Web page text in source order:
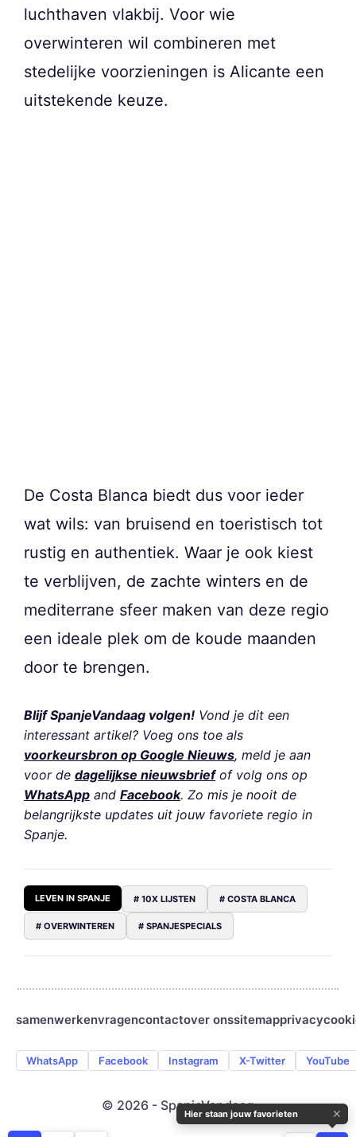
luchthaven vlakbij. Voor wie
overwinteren wil combineren met
stedelijke voorzieningen is Alicante een
uitstekende keuze.
De Costa Blanca biedt dus voor ieder
wat wils: van bruisend en toeristisch tot
rustig en authentiek. Waar je ook kiest
te verblijven, de zachte winters en de
mediterrane sfeer maken van deze regio
een ideale plek om de koude maanden
door te brengen.
Blijf SpanjeVandaag volgen! Vond je dit een
interessant artikel? Voeg ons toe als
voorkeursbron op Google Nieuws, meld je aan
voor de dagelijkse nieuwsbriefof volg ons op
WhatsApp and Facebook. Zo mis je nooit de
belangrijkste updates uit jouw favoriete regio in
Spanje.
LEVEN IN SPANJE # 10X LIJSTEN # COSTA BLANCA
# OVERWINTEREN # SPANJESPECIALS
samenwerkenvragencontactover onssitemapprivacy
WhatsApp Facebook Instagram X-Twitter YouTube
© 2026 - SpanjeVandaag
Hier staan jouw favorieten ✕